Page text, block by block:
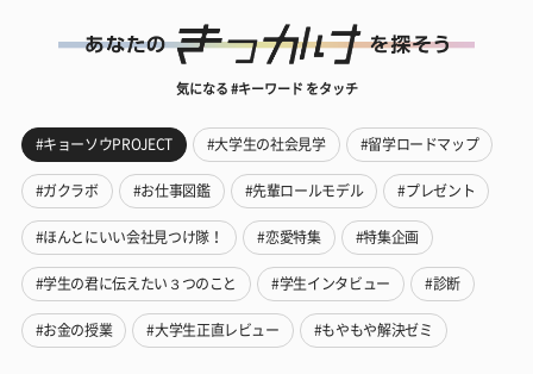
気になる #キーワード をタッチ
#キョーソウPROJECT #大学生の社会見学 #留学ロードマップ
#ガクラボ #お仕事図鑑 #先輩ロールモデル #プレゼント
#ほんとにいい会社見つけ隊！ #恋愛特集 #特集企画
#学生の君に伝えたい３つのこと #学生インタビュー #診断
#お金の授業 #大学生正直レビュー #もやもや解決ゼミ